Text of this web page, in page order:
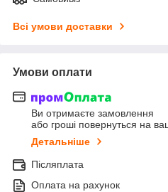
Всі умови доставки
Умови оплати
Ви отримаєте замовлення
або гроші повернуться на
Детальніше
Післяплата
Оплата на рахунок